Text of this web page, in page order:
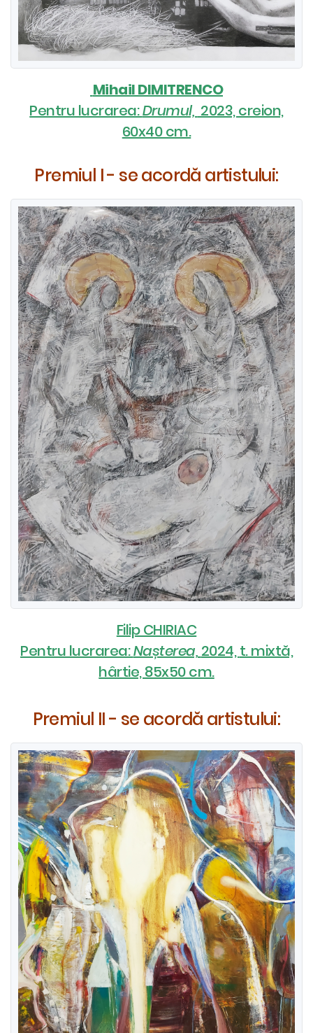
Mihail DIMITRENCO
Pentru lucrarea:Drumul, 2023, creion,
60x40 cm.
Premiul I - se acordă artistului:
Filip CHIRIAC
Pentru lucrarea:Nașterea, 2024,t. mixtă,
hârtie, 85x50 cm.
Premiul II - se acordă artistului: